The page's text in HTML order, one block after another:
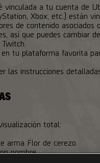
a tu cuenta de
Xbox, etc.) están
de contenido asociados
así que puedes cambiar
tu plataforma favorita
las instrucciones
total:
arma Flor de cerezo.
nombre.